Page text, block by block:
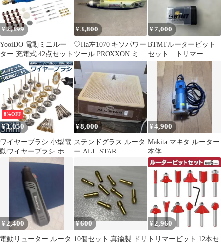
¥ 2,399
YooiDO 電動ミニルー
ター 充電式 42点セット
¥3,800
♡Ha左1070 キソパワー
ツール PROXXON ミニ
ルーター カーキ
¥ 7,000
BTMTルータービット
セット トリマー
8%OFF
¥1,050
ワイヤーブラシ 小型電
動ワイヤーブラシ ホイ
ールブラシ 研磨ブラシ
研磨ホイール サビ取り
ルーター ワイヤーブラ
シ 3種類 36点入り ホイ
ールワイヤー エンドワ
イヤー サビ落とし 塗装
はがし研削 研磨 工具
DIY 工業用 ブラシ 工業
用 ブラシ
¥8,000
ステンドグラス ルータ
ー ALL-STAR
¥4,900
Makita マキタ ルーター
本体
¥ 2,400
電動リューター ルータ
¥600
10個セット 真鍮製 ドリ
¥ 2,960
トリマービット 12本セ